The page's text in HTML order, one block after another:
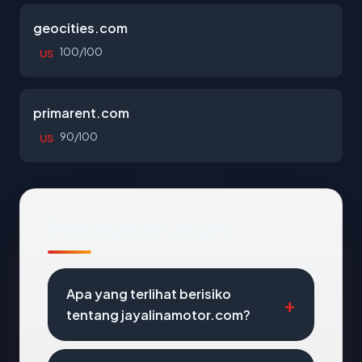
geocities.com
US 100/100
primarent.com
US 90/100
Apa yang terlihat berisiko
tentang jayalinamotor.com?